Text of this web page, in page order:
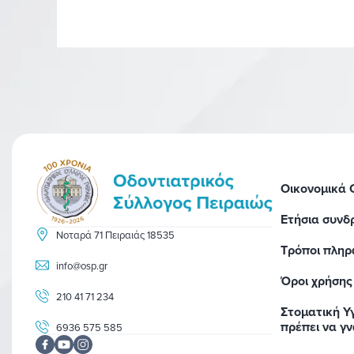
Νοταρά 71 Πειραιάς 18535
info@osp.gr
210 41 71 234
6936 575 585
Οικονομικά
Ετήσια
Τρόποι
Όροι χρήσης
Στοματική
πρέπει να